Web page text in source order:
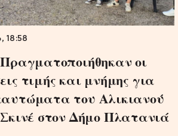
18:58
οι
τιμής και μνήμης για
του Αλικιανού
στον Δήμο Πλατανιά